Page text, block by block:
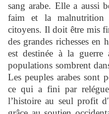
sang arabe. Elle a aussi
faim et la malnutrition
citoyens. Il doit être mis
des grandes richesses en
est destinée à la guerre
populations sombrent
Les peuples arabes sont
ce qui a fini par
l’histoire au seul profit